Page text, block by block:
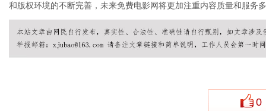
和版权环境的不断完善，未来免费电影网将更加注重内容质量和服务
0